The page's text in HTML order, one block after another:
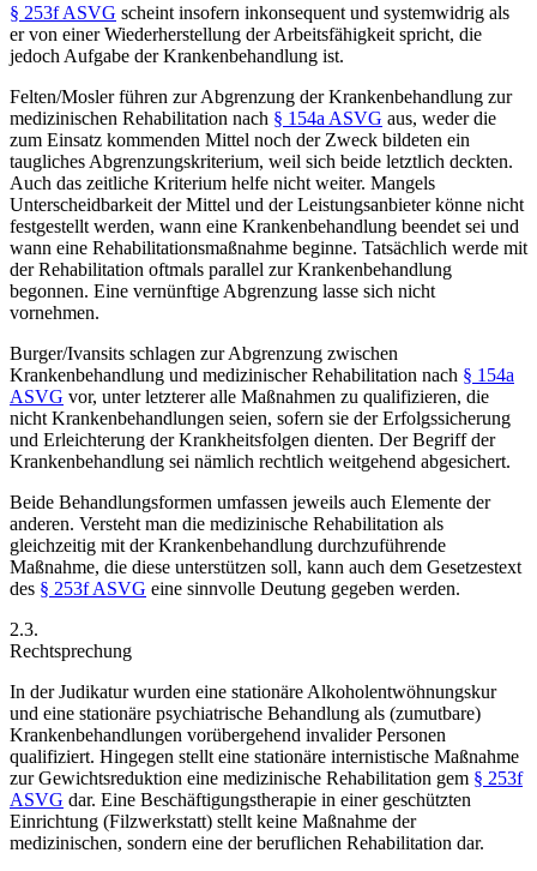
§ 253f ASVG scheint insofern inkonsequent und systemwidrig als
er von einer Wiederherstellung der Arbeitsfähigkeit spricht, die
jedoch Aufgabe der Krankenbehandlung ist.
Felten/Moslerführen zur Abgrenzung der Krankenbehandlung zur
medizinischen Rehabilitation nach § 154a ASVG aus, weder die
zum Einsatz kommenden Mittel noch der Zweck bildeten ein
taugliches Abgrenzungskriterium, weil sich beide letztlich deckten.
Auch das zeitliche Kriterium helfe nicht weiter. Mangels
Unterscheidbarkeit der Mittel und der Leistungsanbieter könne nicht
festgestellt werden, wann eine Krankenbehandlung beendet sei und
wann eine Rehabilitationsmaßnahme beginne. Tatsächlich werde mit
der Rehabilitation oftmals parallel zur Krankenbehandlung
begonnen. Eine vernünftige Abgrenzung lasse sich nicht
vornehmen.
Burger/Ivansits schlagen zur Abgrenzung zwischen
Krankenbehandlung und medizinischer Rehabilitation nach § 154a
ASVG vor, unter letzterer alle Maßnahmen zu qualifizieren, die
nicht Krankenbehandlungen seien, sofern sie der Erfolgssicherung
und Erleichterung der Krankheitsfolgen dienten. Der Begriff der
Krankenbehandlung sei nämlich rechtlich weitgehend abgesichert.
Beide Behandlungsformen umfassen jeweils auch Elemente der
anderen. Versteht man die medizinische Rehabilitation als
gleichzeitig mit der Krankenbehandlung durchzuführende
Maßnahme, die diese unterstützen soll, kann auch dem Gesetzestext
des § 253f ASVG eine sinnvolle Deutung gegeben werden.
2.3.
Rechtsprechung
In der Judikatur wurden eine stationäre Alkoholentwöhnungskur
und eine stationäre psychiatrische Behandlung als (zumutbare)
Krankenbehandlungen vorübergehend invalider Personen
qualifiziert. Hingegen stellt eine stationäre internistische Maßnahme
zur Gewichtsreduktion eine medizinische Rehabilitation gem § 253f
ASVG dar. Eine Beschäftigungstherapie in einer geschützten
Einrichtung (Filzwerkstatt) stellt keine Maßnahme der
medizinischen, sondern eine der beruflichen Rehabilitation dar.